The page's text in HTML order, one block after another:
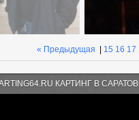
« Предыдущая 15 16 17
КАРТИНГ В